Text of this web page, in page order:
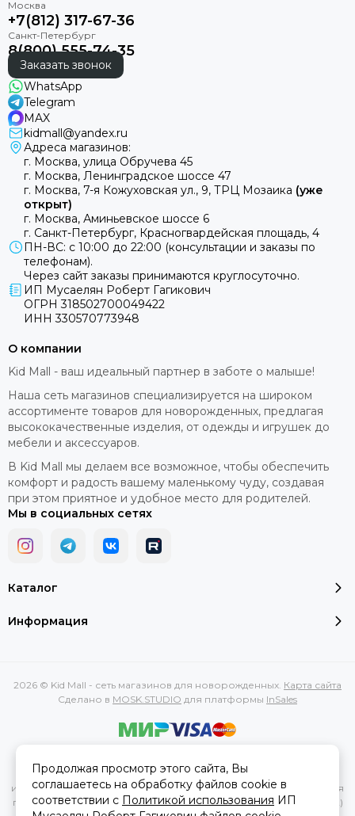
+7(812) 317-67-36
8(800) 555-74-35
Заказать звонок
WhatsApp
Telegram
MAX
kidmall@yandex.ru
Адреса магазинов:
г. Москва, улица Обручева 45
г. Москва, Ленинградское шоссе 47
г. Москва, 7-я Кожуховская ул., 9, ТРЦ Мозаика (уже
открыт)
г. Москва, Аминьевское шоссе 6
г. Санкт-Петербург, Красногвардейская площадь, 4
ПН-ВС: с 10:00 до 22:00 (консультации и заказы по
телефонам).
Через сайт заказы принимаются круглосуточно.
ИП Мусаелян Роберт Гагикович
ОГРН 318502700049422
ИНН 330570773948
Каталог
Информация
О компании
Kid Mall - ваш идеальный партнер в заботе о малыше!
Наша сеть магазинов специализируется на широком
ассортименте товаров для новорожденных, предлагая
высококачественные изделия, от одежды и игрушек до
мебели и аксессуаров.
В Kid Mall мы делаем все возможное, чтобы обеспечить
комфорт и радость вашему маленькому чуду, создавая
при этом приятное и удобное место для родителей.
Мы в социальных сетях
2026 © Kid Mall - сеть магазинов для новорожденных. Карта сайта
Сделано в MOSK.STUDIO для платформы InSales
характеристик, стоимости товаров и услуг, носит
информационный характер и ни при каких условиях не является
публичной офертой, определяемой положениями Статьи 437(2)
Продолжая просмотр этого сайта, Вы
соглашаетесь на обработку файлов cookie в
соответствии с Политикой использования ИП